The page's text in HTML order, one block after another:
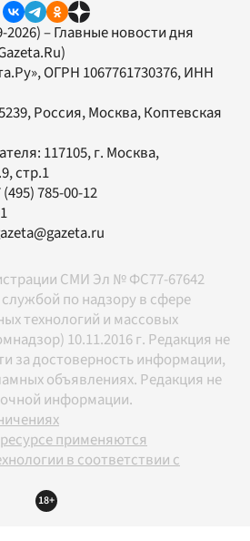
2026) – Главные новости дня
, ОГРН 1067761730376, ИНН
Россия, Москва, Коптевская
117105, г. Москва,
стр.1
(495) 785-00-12
СМИ Эл № ФС77-67642
по надзору в сфере
технологий и массовых
10.11.2016 г. Редакция не
за достоверность информации,
объявлениях. Редакция не
информации.
применяются
в соответствии с
18+